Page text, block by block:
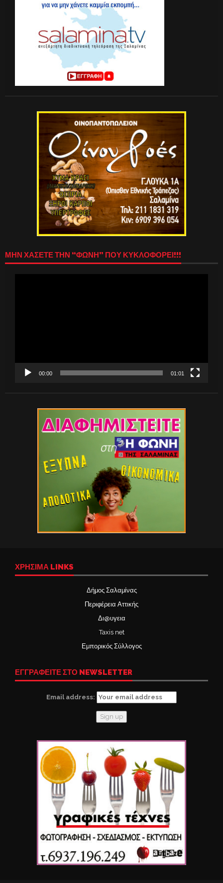
ΜΗΝ ΧΑΣΕΤΕ ΤΗΝ “ΦΩΝΗ” ΠΟΥ ΚΥΚΛΟΦΟΡΕΙ!!!
00:00 01:01
ΧΡΉΣΙΜΑ LINKS
Δήμος Σαλαμίνας
Περιφέρεια Αττικής
Δι@υγεια
Taxis net
Εμπορικός Σύλλογος
ΕΓΓΡΑΦΕΙΤΕ ΣΤΟ NEWSLETTER
Email address: